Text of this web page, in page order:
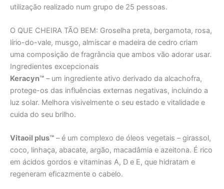
utilização realizado num grupo de 25 pessoas.
O QUE CHEIRA TÃO BEM: Groselha preta, bergamota, rosa,
lírio-do-vale, musgo, almíscar e madeira de cedro criam
uma composição de fragrância que ambos vão adorar usar.
Ingredientes excepcionais
Keracyn™ – um ingrediente ativo derivado da alcachofra,
protege-os das influências externas negativas, incluindo a
luz solar. Melhora visivelmente o seu estado e vitalidade e
cuida do seu brilho.
Vitaoil plus™ – é um complexo de óleos vegetais – girassol,
coco, linhaça, abacate, argão, macadâmia e azeitona. É rico
em ácidos gordos e vitaminas A, D e E, que hidratam e
regeneram eficazmente o cabelo.